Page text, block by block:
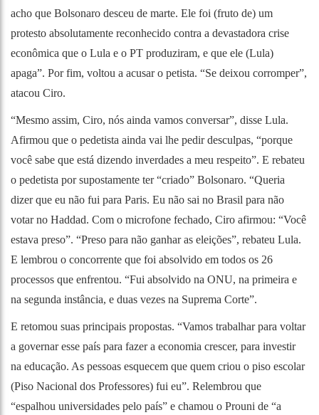
acho que Bolsonaro desceu de marte. Ele foi (fruto de) um
protesto absolutamente reconhecido contra a devastadora crise
econômica que o Lula e o PT produziram, e que ele (Lula)
apaga”. Por fim, voltou a acusar o petista. “Se deixou corromper”,
atacou Ciro.
“Mesmo assim, Ciro, nós ainda vamos conversar”, disse Lula.
Afirmou que o pedetista ainda vai lhe pedir desculpas, “porque
você sabe que está dizendo inverdades a meu respeito”. E rebateu
o pedetista por supostamente ter “criado” Bolsonaro. “Queria
dizer que eu não fui para Paris. Eu não sai no Brasil para não
votar no Haddad. Com o microfone fechado, Ciro afirmou: “Você
estava preso”. “Preso para não ganhar as eleições”, rebateu Lula.
E lembrou o concorrente que foi absolvido em todos os 26
processos que enfrentou. “Fui absolvido na ONU, na primeira e
na segunda instância, e duas vezes na Suprema Corte”.
E retomou suas principais propostas. “Vamos trabalhar para voltar
a governar esse país para fazer a economia crescer, para investir
na educação. As pessoas esquecem que quem criou o piso escolar
(Piso Nacional dos Professores) fui eu”. Relembrou que
“espalhou universidades pelo país” e chamou o Prouni de “a